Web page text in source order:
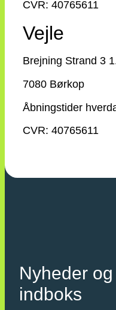
CVR: 40765611
Vejle
Brejning Strand 3
7080 Børkop
Åbningstider
CVR: 40765611
Nyheder
indboks